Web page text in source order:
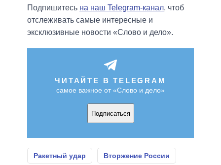
Подпишитесь на наш Telegram-канал, чтоб
отслеживать самые интересные и
эксклюзивные новости «Слово и дело».
ЧИТАЙТЕ В TELEGRAM
самое важное от «Слово и дело»
Подписаться
Ракетный удар Вторжение России